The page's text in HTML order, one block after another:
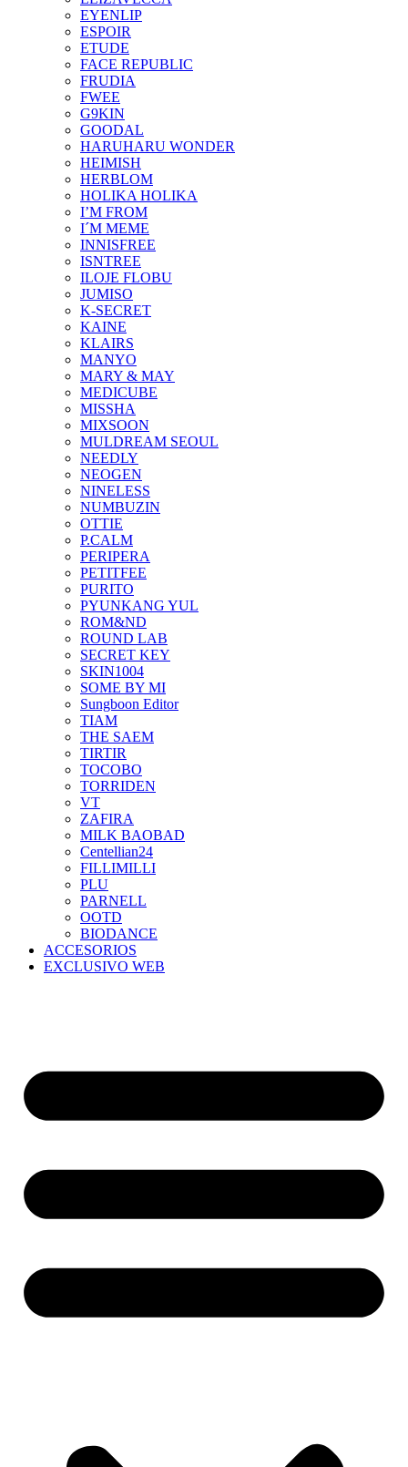
EYENLIP
ESPOIR
ETUDE
FACE REPUBLIC
FRUDIA
FWEE
G9KIN
GOODAL
HARUHARU WONDER
HEIMISH
HERBLOM
HOLIKA HOLIKA
I’M FROM
I´M MEME
INNISFREE
ISNTREE
ILOJE FLOBU
JUMISO
K-SECRET
KAINE
KLAIRS
MANYO
MARY & MAY
MEDICUBE
MISSHA
MIXSOON
MULDREAM SEOUL
NEEDLY
NEOGEN
NINELESS
NUMBUZIN
OTTIE
P.CALM
PERIPERA
PETITFEE
PURITO
PYUNKANG YUL
ROM&ND
ROUND LAB
SECRET KEY
SKIN1004
SOME BY MI
Sungboon Editor
TIAM
THE SAEM
TIRTIR
TOCOBO
TORRIDEN
VT
ZAFIRA
MILK BAOBAD
Centellian24
FILLIMILLI
PLU
PARNELL
OOTD
BIODANCE
ACCESORIOS
EXCLUSIVO WEB